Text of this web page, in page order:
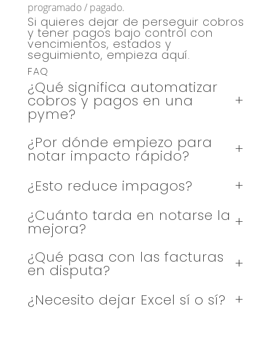
programado / pagado.
Si quieres dejar de perseguir cobros
y tener pagos bajo control con
vencimientos, estados y
seguimiento, empieza aquí.
FAQ
¿Qué significa automatizar
cobros y pagos en una
pyme?
+
¿Por dónde empiezo para
notar impacto rápido?
+
¿Esto reduce impagos?
+
¿Cuánto tarda en notarse la
mejora?
+
¿Qué pasa con las facturas
en disputa?
+
¿Necesito dejar Excel sí o sí? +